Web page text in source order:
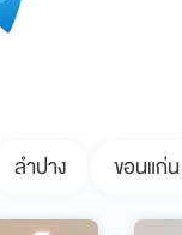
ลำปาง ขอนแก่น